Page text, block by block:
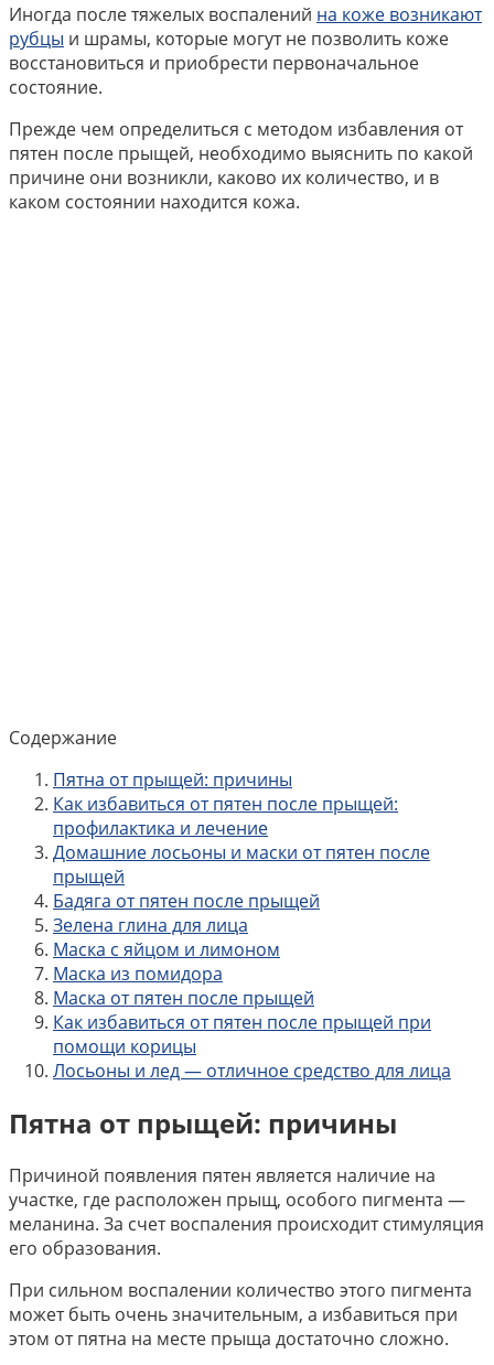
Иногда после тяжелых воспалений на коже возникают
рубцы и шрамы, которые могут не позволить коже
восстановиться и приобрести первоначальное
состояние.
Прежде чем определиться с методом избавления от
пятен после прыщей, необходимо выяснить по какой
причине они возникли, каково их количество, и в
каком состоянии находится кожа.
Содержание
Пятна от прыщей: причины
Как избавиться от пятен после прыщей:
профилактика и лечение
Домашние лосьоны и маски от пятен после
прыщей
Бадяга от пятен после прыщей
Зелена глина для лица
Маска с яйцом и лимоном
Маска из помидора
Маска от пятен после прыщей
Как избавиться от пятен после прыщей при
помощи корицы
Лосьоны и лед — отличное средство для лица
Пятна от прыщей: причины
Причиной появления пятен является наличие на
участке, где расположен прыщ, особого пигмента —
меланина. За счет воспаления происходит стимуляция
его образования.
При сильном воспалении количество этого пигмента
может быть очень значительным, а избавиться при
этом от пятна на месте прыща достаточно сложно.